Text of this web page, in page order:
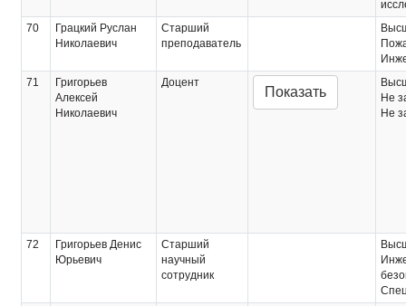
70
Грацкий Руслан
Николаевич
Старший
преподаватель
71
Григорьев
Алексей
Николаевич
Доцент
Показать
Не
Не
72
Григорьев Денис
Юрьевич
Старший
научный
сотрудник